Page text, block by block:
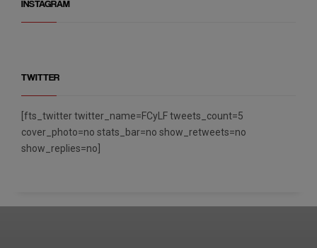
INSTAGRAM
TWITTER
[fts_twitter twitter_name=FCyLF tweets_count=5
cover_photo=no stats_bar=no show_retweets=no
show_replies=no]